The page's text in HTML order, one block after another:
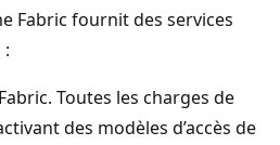
Fabric fournit des services
Toutes les charges de
des modèles d’accès de